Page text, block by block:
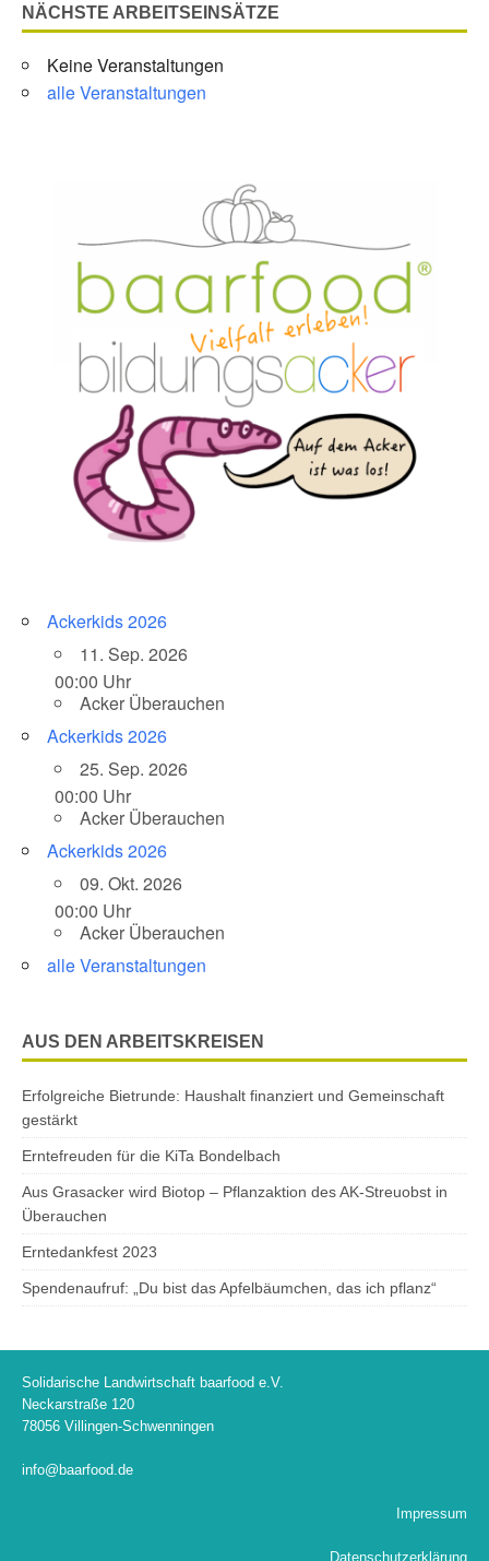
NÄCHSTE ARBEITSEINSÄTZE
Keine Veranstaltungen
alle Veranstaltungen
Ackerkids 2026
11. Sep. 2026
00:00 Uhr
Acker Überauchen
Ackerkids 2026
25. Sep. 2026
00:00 Uhr
Acker Überauchen
Ackerkids 2026
09. Okt. 2026
00:00 Uhr
Acker Überauchen
alle Veranstaltungen
AUS DEN ARBEITSKREISEN
Erfolgreiche Bietrunde: Haushalt finanziert und Gemeinschaft
gestärkt
Erntefreuden für die KiTa Bondelbach
Aus Grasacker wird Biotop – Pflanzaktion des AK-Streuobst in
Überauchen
Erntedankfest 2023
Spendenaufruf: „Du bist das Apfelbäumchen, das ich pflanz“
Solidarische Landwirtschaft baarfood e.V.
Neckarstraße 120
78056 Villingen-Schwenningen
info@baarfood.de
Impressum
Datenschutzerklärung